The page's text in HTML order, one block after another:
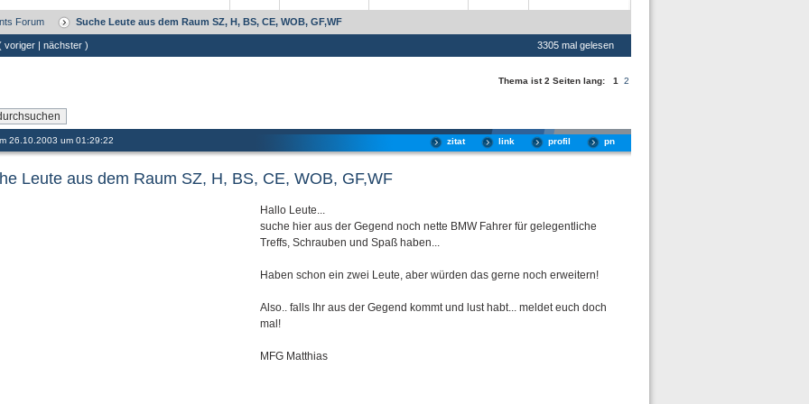
Forum Suche Leute aus dem Raum SZ, H, BS, CE, WOB, GF,WF
voriger | nächster ) 3305 mal gelesen
Thema ist 2 Seiten lang: 1 2
26.10.2003 um 01:29:22 pn
profil
link
zitat
Leute aus dem Raum SZ, H, BS, CE, WOB, GF,WF
Hallo Leute...
suche hier aus der Gegend noch nette BMW Fahrer für gelegentliche
Treffs, Schrauben und Spaß haben...
Haben schon ein zwei Leute, aber würden das gerne noch erweitern!
Also.. falls Ihr aus der Gegend kommt und lust habt... meldet euch doch
mal!
MFG Matthias